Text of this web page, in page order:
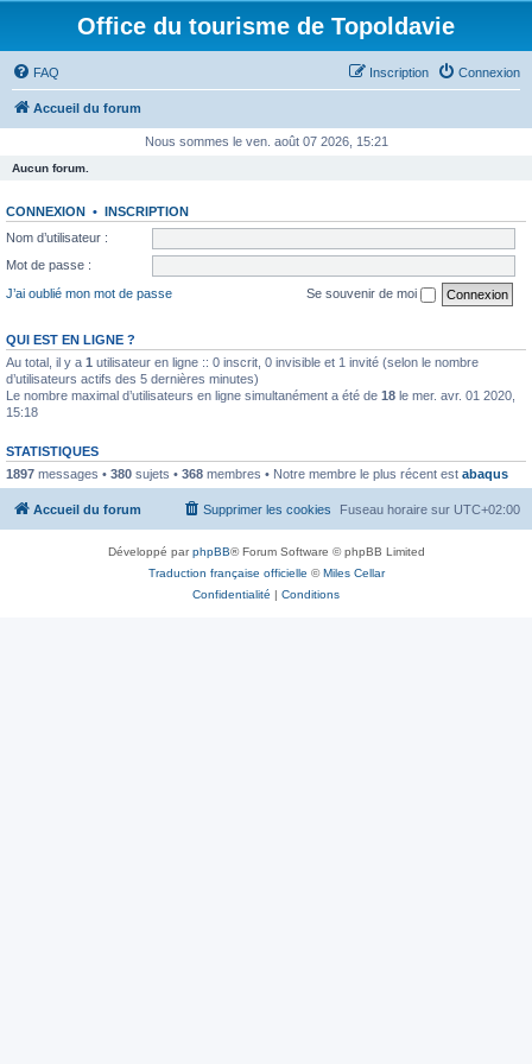
Office du tourisme de Topoldavie
FAQ Connexion
Inscription
Accueil du forum
Nous sommes le ven. août 07 2026, 15:21
Aucun forum.
CONNEXION • INSCRIPTION
Nom d’utilisateur :
Mot de passe :
J’ai oublié mon mot de passe
Se souvenir de moi
QUI EST EN LIGNE ?
Au total, il y a 1 utilisateur en ligne :: 0 inscrit, 0 invisible et 1 invité (selon le nombre
d’utilisateurs actifs des 5 dernières minutes)
Le nombre maximal d’utilisateurs en ligne simultanément a été de 18 le mer. avr. 01 2020,
15:18
STATISTIQUES
1897 messages • 380 sujets • 368 membres • Notre membre le plus récent est abaqus
Accueil du forum Fuseau horaire sur UTC+02:00
Supprimer les cookies
Développé parphpBB® Forum Software © phpBB Limited
Traduction française officielle ©Miles Cellar
Confidentialité | Conditions